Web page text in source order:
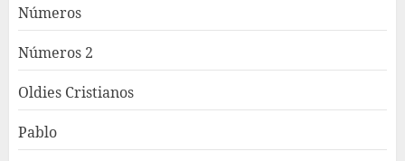
Números
Números 2
Oldies Cristianos
Pablo